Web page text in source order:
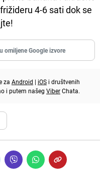
4-6 sati dok se
omiljene Google izvore
za Android | iOS i društvenih
i putem našeg ViberChata.